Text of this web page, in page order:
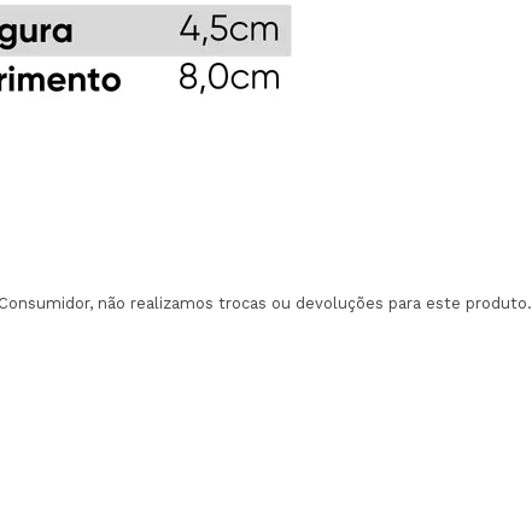
não realizamos trocas ou devoluções para este produto.